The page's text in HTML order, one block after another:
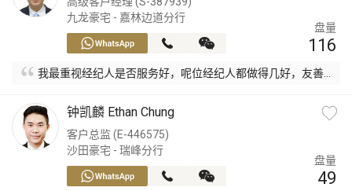
九龙豪宅 - 嘉林边道分行
我最重视经纪人是否服务好，呢位经纪人都做得几好，友善
盘量
116
钟凯麟 Ethan Chung
客户总监 (E-446575)
沙田豪宅 - 瑞峰分行
盘量
49